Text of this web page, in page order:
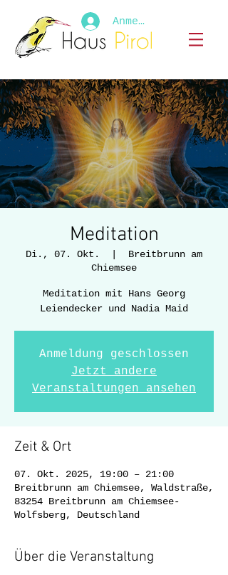
Anmelden
Meditation
Di., 07. Okt.
Breitbrunn am
Chiemsee
Meditation mit Hans Georg
Leiendecker und Nadia Maid
Anmeldung geschlossen
Jetzt andere
Veranstaltungen ansehen
Zeit & Ort
07. Okt. 2025, 19:00 – 21:00
Breitbrunn am Chiemsee, Waldstraße,
83254 Breitbrunn am Chiemsee-
Wolfsberg, Deutschland
Über die Veranstaltung